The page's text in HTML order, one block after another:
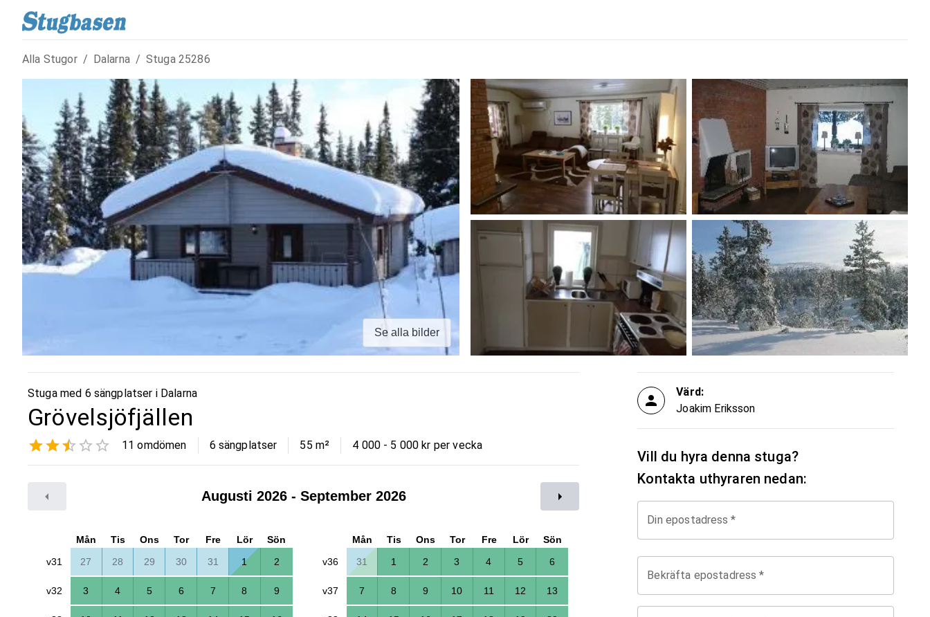
Alla Stugor / Dalarna / Stuga 25286
Se alla bilder
Stuga med 6 sängplatser i Dalarna
Grövelsjöfjällen
11 omdömen 6 sängplatser 55 m² 4 000 - 5 000 kr per vecka
Augusti 2026- September 2026
Mån Tis Ons Tor Fre Lör
Sön
v31
27 28 29 30 31 1 2
v32 3 4 5 6 7 8 9
Mån Tis Ons Tor Fre Lör
Sön
v36
31 1 2 3 4 5 6
v37 7 8 9 10 11 12 13
Värd:
Joakim Eriksson
Vill du hyra denna stuga?
Kontakta uthyraren nedan:
Din epostadress *
Bekräfta epostadress *